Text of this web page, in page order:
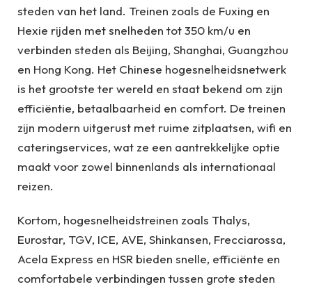
steden van het land. Treinen zoals de Fuxing en
Hexie rijden met snelheden tot 350 km/u en
verbinden steden als Beijing, Shanghai, Guangzhou
en Hong Kong. Het Chinese hogesnelheidsnetwerk
is het grootste ter wereld en staat bekend om zijn
efficiëntie, betaalbaarheid en comfort. De treinen
zijn modern uitgerust met ruime zitplaatsen, wifi en
cateringservices, wat ze een aantrekkelijke optie
maakt voor zowel binnenlands als internationaal
reizen.
Kortom, hogesnelheidstreinen zoals Thalys,
Eurostar, TGV, ICE, AVE, Shinkansen, Frecciarossa,
Acela Express en HSR bieden snelle, efficiënte en
comfortabele verbindingen tussen grote steden